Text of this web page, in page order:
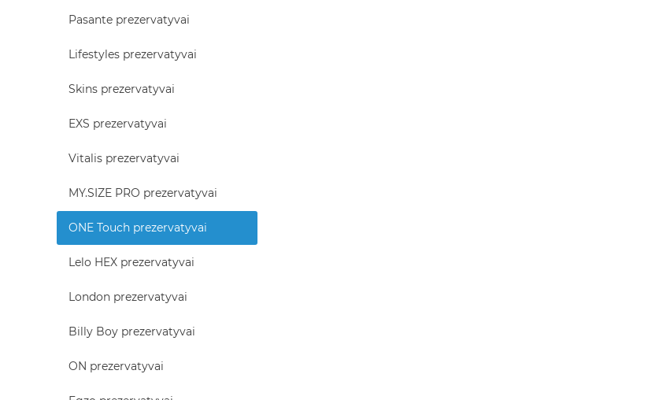
Pasante prezervatyvai
Lifestyles prezervatyvai
Skins prezervatyvai
EXS prezervatyvai
Vitalis prezervatyvai
MY.SIZE PRO prezervatyvai
ONE Touch prezervatyvai
Lelo HEX prezervatyvai
London prezervatyvai
Billy Boy prezervatyvai
ON prezervatyvai